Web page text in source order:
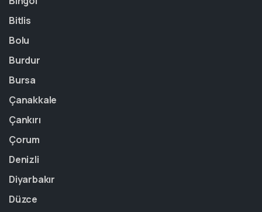
Bitlis
Bolu
Burdur
Bursa
Çanakkale
Çankırı
Çorum
Denizli
Diyarbakır
Düzce